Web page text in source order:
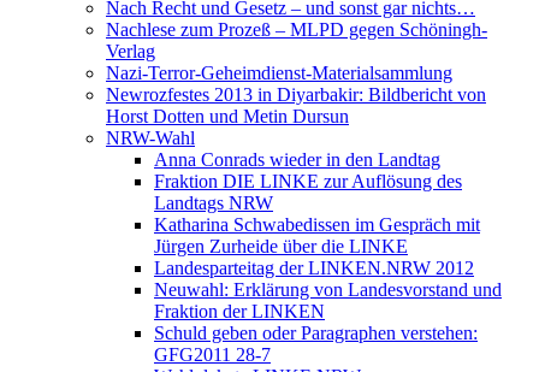
Nach Recht und Gesetz – und sonst gar nichts…
Nachlese zum Prozeß – MLPD gegen Schöningh-
Verlag
Nazi-Terror-Geheimdienst-Materialsammlung
Newrozfestes 2013 in Diyarbakir: Bildbericht von
Horst Dotten und Metin Dursun
NRW-Wahl
Anna Conrads wieder in den Landtag
Fraktion DIE LINKE zur Auflösung des
Landtags NRW
Katharina Schwabedissen im Gespräch mit
Jürgen Zurheide über die LINKE
Landesparteitag der LINKEN.NRW 2012
Neuwahl: Erklärung von Landesvorstand und
Fraktion der LINKEN
Schuld geben oder Paragraphen verstehen:
GFG2011 28-7